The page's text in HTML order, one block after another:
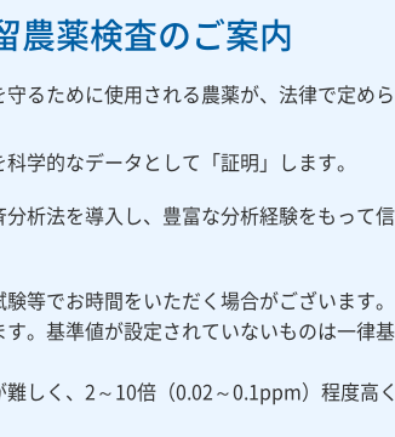
農薬検査のご案内
るために使用される農薬が、法律で定め
学的なデータとして「証明」します。
析法を導入し、豊富な分析経験をもって
等でお時間をいただく場合がございます。
。基準値が設定されていないものは一律
しく、2～10倍（0.02～0.1ppm）程度高